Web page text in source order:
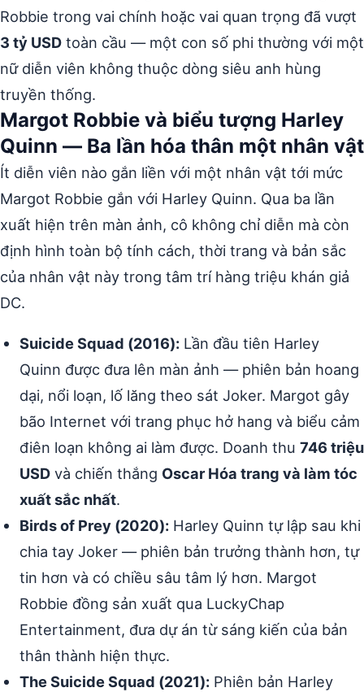
Robbie trong vai chính hoặc vai quan trọng đã vượt
3 tỷ USD toàn cầu — một con số phi thường với một
nữ diễn viên không thuộc dòng siêu anh hùng
truyền thống.
Margot Robbie và biểu tượng Harley
Quinn — Ba lần hóa thân một nhân vật
Ít diễn viên nào gắn liền với một nhân vật tới mức
Margot Robbie gắn với Harley Quinn. Qua ba lần
xuất hiện trên màn ảnh, cô không chỉ diễn mà còn
định hình toàn bộ tính cách, thời trang và bản sắc
của nhân vật này trong tâm trí hàng triệu khán giả
DC.
Suicide Squad (2016): Lần đầu tiên Harley
Quinn được đưa lên màn ảnh — phiên bản hoang
dại, nổi loạn, lố lăng theo sát Joker. Margot gây
bão Internet với trang phục hở hang và biểu cảm
điên loạn không ai làm được. Doanh thu 746 triệu
USD và chiến thắng Oscar Hóa trang và làm tóc
xuất sắc nhất.
Birds of Prey (2020): Harley Quinn tự lập sau khi
chia tay Joker — phiên bản trưởng thành hơn, tự
tin hơn và có chiều sâu tâm lý hơn. Margot
Robbie đồng sản xuất qua LuckyChap
Entertainment, đưa dự án từ sáng kiến của bản
thân thành hiện thực.
The Suicide Squad (2021): Phiên bản Harley